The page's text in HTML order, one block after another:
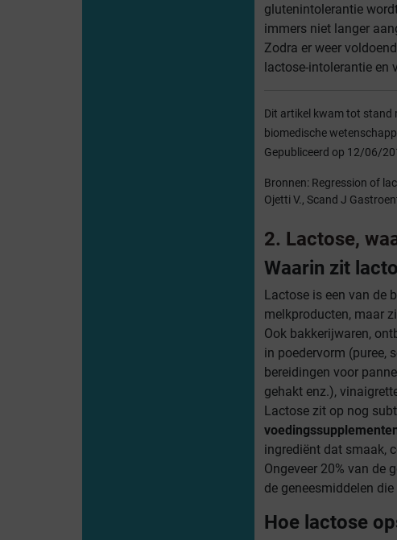
glutenintolerantie
immers niet langer
Zodra er weer
lactose-intolerantie en
Dit artikel kwam tot stand
biomedische
Gepubliceerd op 12/06/
Bronnen: Regression of
Ojetti V., Scand J
2. Lactose,
Waarin zit
Lactose is een van de
melkproducten, maar
Ook bakkerijwaren,
in poedervorm (puree,
bereidingen voor
gehakt enz.),
Lactose zit op nog
ingrediënt dat smaak,
Ongeveer 20% van de
de geneesmiddelen
Hoe lactose